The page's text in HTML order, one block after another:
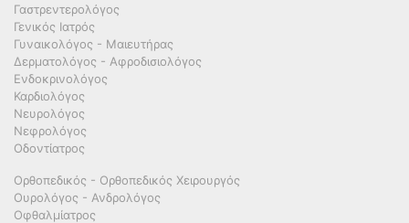
Γαστρεντερολόγος
Γενικός Ιατρός
Γυναικολόγος - Μαιευτήρας
Δερματολόγος - Αφροδισιολόγος
Ενδοκρινολόγος
Καρδιολόγος
Νευρολόγος
Νεφρολόγος
Οδοντίατρος
Ορθοπεδικός - Ορθοπεδικός Χειρουργός
Ουρολόγος - Ανδρολόγος
Οφθαλμίατρος